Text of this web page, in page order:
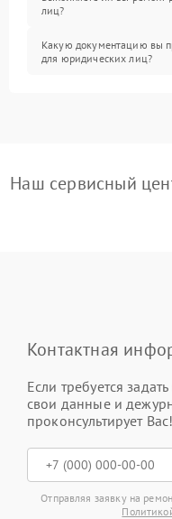
лиц?
Какую документацию вы
для юридических лиц?
Наш сервисный
Контактная
Если требуется
свои данные и
проконсультирует Вас!
Отправляя заявку на